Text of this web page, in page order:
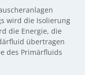
wird die Isolierung
die Energie, die
übertragen
des Primärfluids